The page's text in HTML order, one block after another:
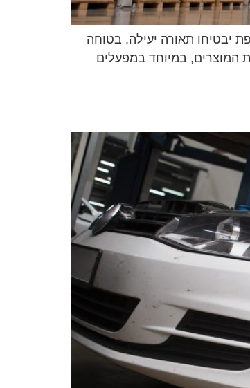
יבטיחו תאורה יעילה, בטוחה
המוצרים, במיוחד במפעלים